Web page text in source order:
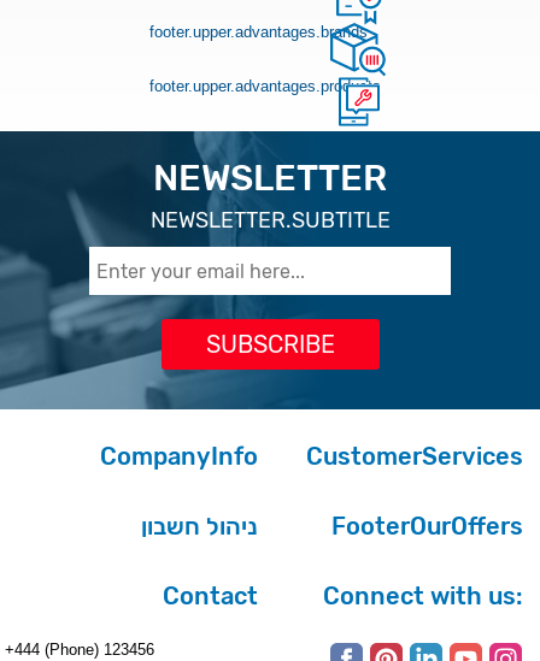
footer.upper.advantages.brands
footer.upper.advantages.products
NEWSLETTER
NEWSLETTER.SUBTITLE
CompanyInfo CustomerServices
ניהול חשבון FooterOurOffers
Contact
+444 (Phone) 123456
Connect with us: